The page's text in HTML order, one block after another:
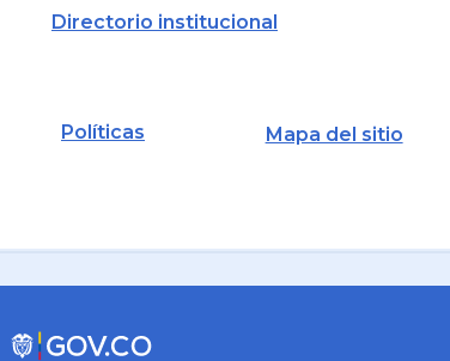
Directorio institucional
Políticas Mapa del sitio